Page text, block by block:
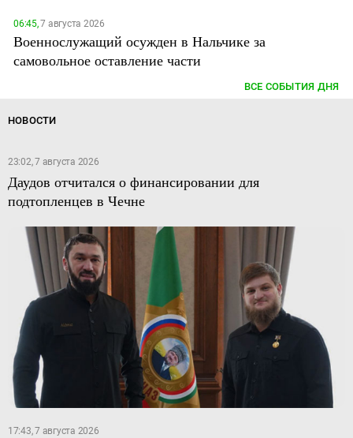
06:45,7 августа 2026
Военнослужащий осужден в Нальчике за
самовольное оставление части
ВСЕ СОБЫТИЯ ДНЯ
НОВОСТИ
23:02, 7 августа 2026
Даудов отчитался о финансировании для
подтопленцев в Чечне
17:43, 7 августа 2026